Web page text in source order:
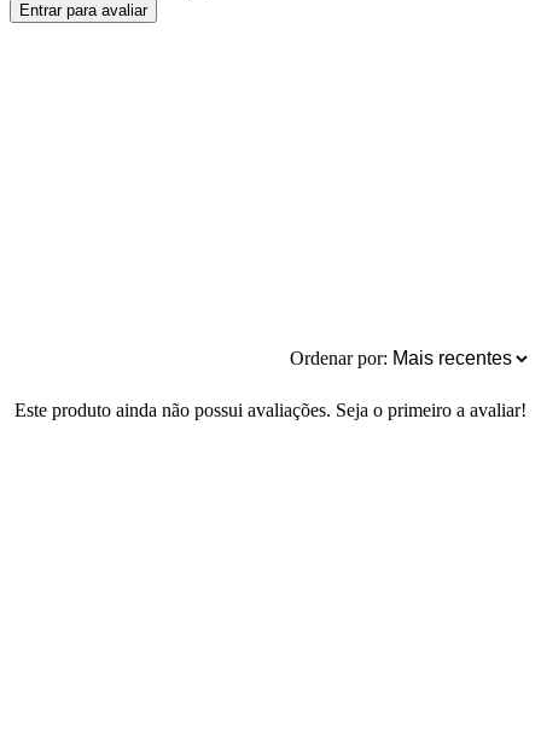
Entrar para avaliar
Ordenar por:
Este produto ainda não possui avaliações. Seja o primeiro a avaliar!